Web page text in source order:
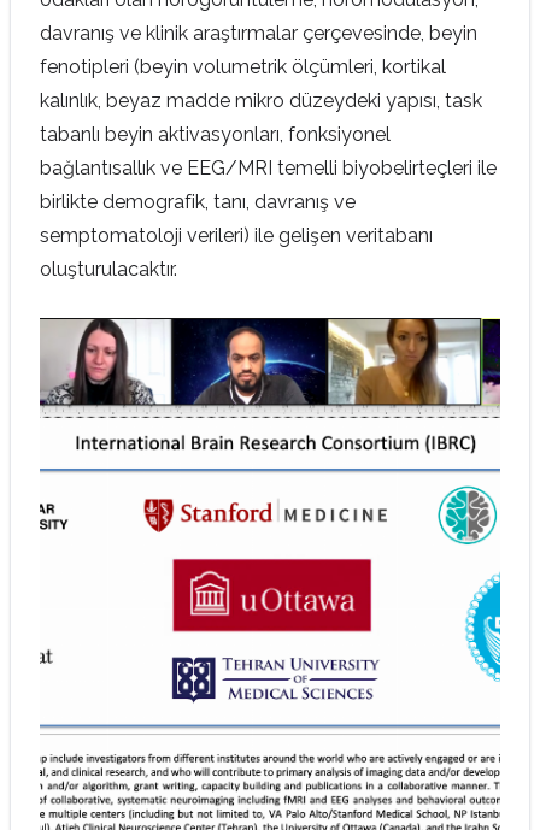
davranış ve klinik araştırmalar çerçevesinde, beyin
fenotipleri (beyin volumetrik ölçümleri, kortikal
kalınlık, beyaz madde mikro düzeydeki yapısı, task
tabanlı beyin aktivasyonları, fonksiyonel
bağlantısallık ve EEG/MRI temelli biyobelirteçleri ile
birlikte demografik, tanı, davranış ve
semptomatoloji verileri) ile gelişen veritabanı
oluşturulacaktır.